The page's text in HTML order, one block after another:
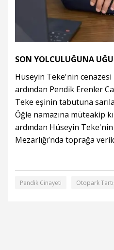
SON YOLCULUĞUNA
Hüseyin Teke'nin cenazesi
ardından Pendik Erenler
Teke eşinin tabutuna
Öğle namazına müteakip
ardından Hüseyin
Mezarlığı’nda toprağa
Pendik Cinayeti Otopark